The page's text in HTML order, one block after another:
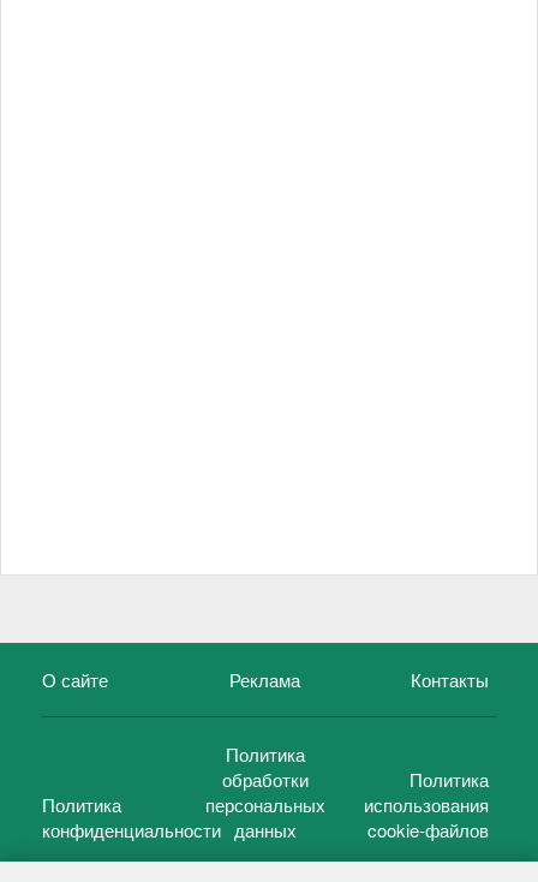
О сайте Реклама Контакты
Политика
конфиденциальности
Политика
обработки
персональных
данных
Политика
использования
cookie-файлов